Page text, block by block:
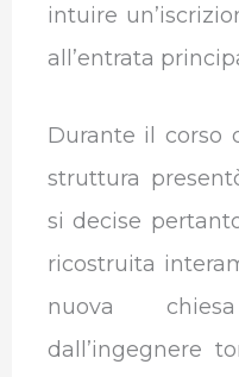
intuire
all’entrata
Durante il corso
struttura
si decise
ricostruita
nuova
dall’ingegnere